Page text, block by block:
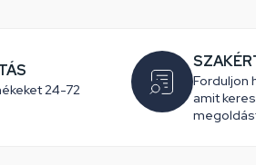
24-72
Forduljon
amit